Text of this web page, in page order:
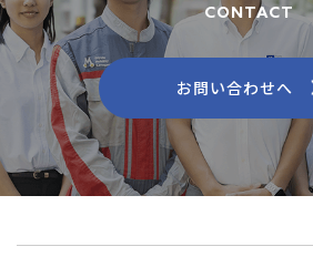
CONTACT
お問い合わせへ